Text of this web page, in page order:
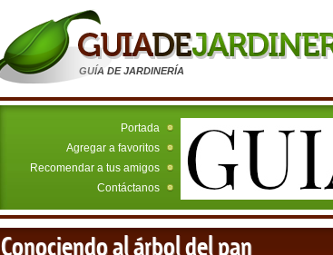
GUÍA DE JARDINERÍA
Portada
Agregar a favoritos
Recomendar a tus amigos
Contáctanos
Conociendo al árbol del pan